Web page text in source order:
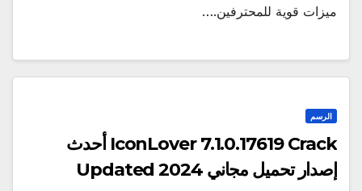
ميزات قوية للمحترفين.…
الرسم
IconLover 7.1.0.17619 Crack أحدث
إصدار تحميل مجاني Updated 2024